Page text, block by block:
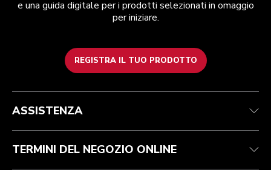
e una guida digitale per i prodotti selezionati in omaggio
per iniziare.
REGISTRA IL TUO PRODOTTO
Health Check
Traccia il tuo ordine
Garanzia e documentazione
FAQ
Termini e condizioni
Resi e rimborsi
Imprint
ODR
Per il marchio
Trova un negozio
ASSISTENZA
TERMINI DEL NEGOZIO ONLINE